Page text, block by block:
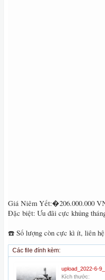
Giá Niêm Yết:�206.000.000
Đặc biệt: Ưu đãi cực khủng
☎️ Số lượng còn cực kì ít, liên
Các file đính kèm:
upload_2022-6-
Kích thước: